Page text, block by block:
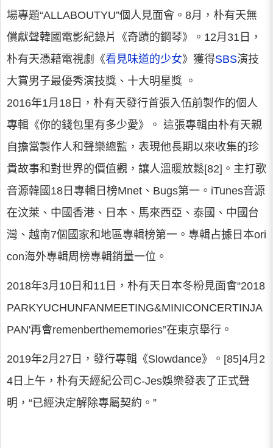
場專題“ALLABOUTYU”個人見面會。8月，朴有天無
償獻聲韓國電影紀錄片《奇蹟的鋼琴》。12月31日，
朴有天憑藉電視劇《看見味道的少女》獲得SBS演技
大賞男子最優秀演技獎、十大明星獎 。
2016年1月18日，朴有天發行首張入伍前製作的個人
專輯《你的錢包里有多少愛》。 這張專輯由朴有天親
自擔當製作人和聲樂總監，表現他長期以來收集的珍
貴故事和對世界的價值觀，讓人溫暖放鬆[82]。主打歌
音源韓國18日專輯日榜Mnet、Bugs第一。iTunes音源
在汶萊、中國香港、日本、馬來西亞、泰國、中國台
灣、越南7個國家和地區專輯榜第一。專輯占據日本ori
con海外專輯周榜專輯銷量一位。
2018年3月10日和11日，朴有天日本冬粉見面會“2018
PARKYUCHUNFANMEETING&MINICONCERTINJA
PAN'再會remenberthememories”在東京舉行。
2019年2月27日，發行專輯《Slowdance》。[85]4月2
4日上午，朴有天經紀公司C-Jes娛樂發表了正式聲
明，“已經決定解除專屬契約。”